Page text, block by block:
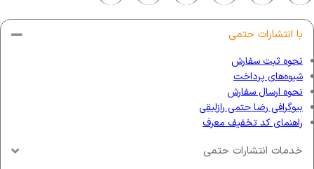
با انتشارات حتمی
نحوه ثبت سفارش
شیوه‌های پرداخت
نحوه ارسال سفارش
بیوگرافی رضا حتمی رازلیقی
راهنمای کد تخفیف معرف
خدمات انتشارات حتمی